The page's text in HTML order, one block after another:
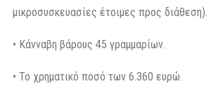
μικροσυσκευασίες έτοιμες προς διάθεση).
• Κάνναβη βάρους 45 γραμμαρίων.
• Το χρηματικό ποσό των 6.360 ευρώ.